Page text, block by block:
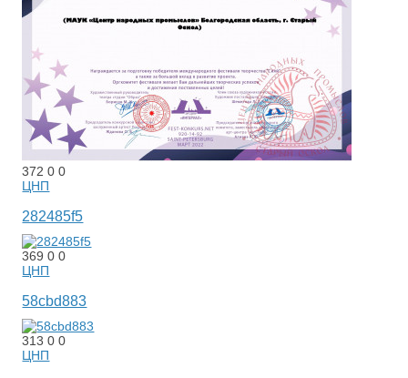
37200
ЦНП
282485f5
36900
ЦНП
58cbd883
31300
ЦНП